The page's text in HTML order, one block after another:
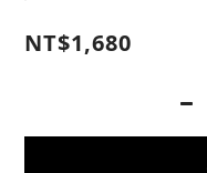
NT$1,680